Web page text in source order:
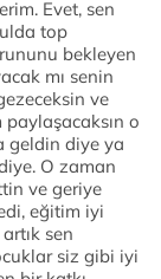
Evet, sen
top
bekleyen
mı senin
ve
o
geldin diye ya
O zaman
ve geriye
eğitim iyi
sen
siz gibi iyi